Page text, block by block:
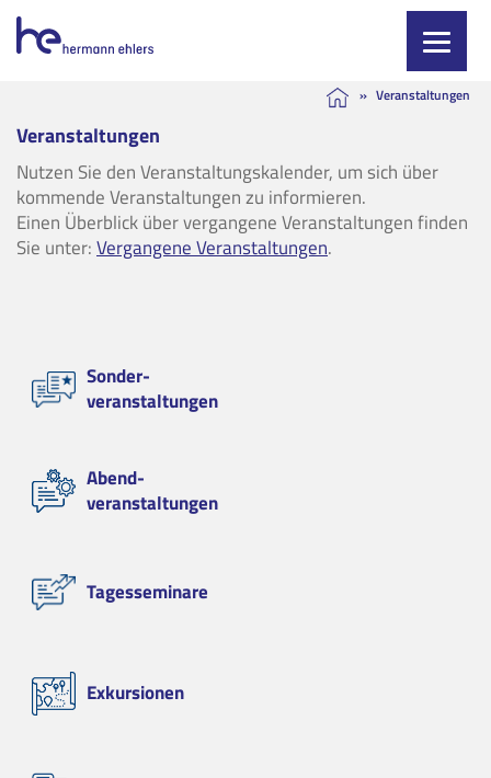
content
» Veranstaltungen
Veranstaltungen
Nutzen Sie den Veranstaltungskalender, um sich über
kommende Veranstaltungen zu informieren.
Einen Überblick über vergangene Veranstaltungen finden
Sie unter:Vergangene Veranstaltungen.
Sonder-
veranstaltungen
Abend-
veranstaltungen
Tagesseminare
Exkursionen